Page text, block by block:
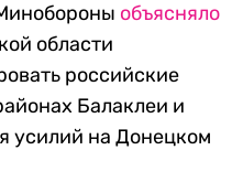
объясняло
области
российские
Балаклеи и
усилий на Донецком